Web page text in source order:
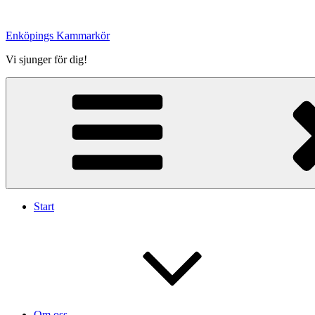
innehåll
Enköpings Kammarkör
Vi sjunger för dig!
Start